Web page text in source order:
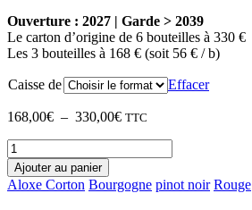
Ouverture : 2027 | Garde > 2039
Le carton d’origine de 6 bouteilles à 330 €
Les 3 bouteilles à 168 € (soit 56 € / b)
Caisse de Effacer
168,00€ – 330,00€Plage
à
330,00€
TTC
quantité
de
Domaine
Tollot
Ajouter au panier
Aloxe Corton Bourgogne pinot noir Rouge